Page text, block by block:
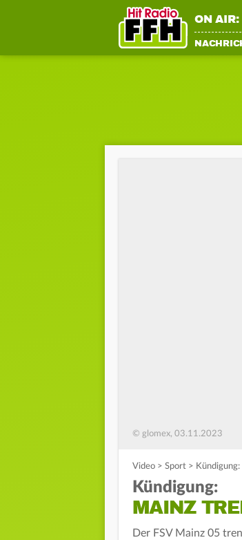
ON AIR:
© glomex, 03.11.2023
Video > Sport >
Kündigung:
MAINZ
Der FSV Mainz 05